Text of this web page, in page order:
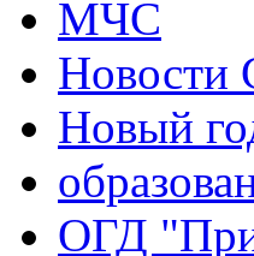
МЧС
Новости
Новый
ОГД